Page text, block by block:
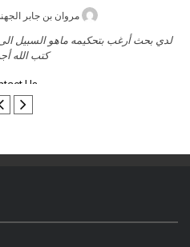
حامد الزريقي on يناير
السلام عليكم ورحمة الله وبركاتة